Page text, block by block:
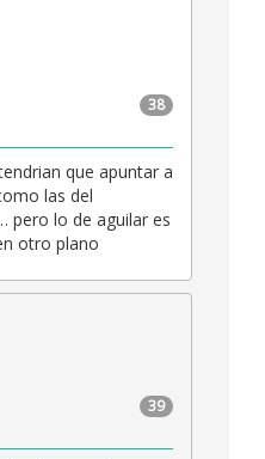
38
que apuntar a
las del
pero lo de aguilar es
otro plano
39